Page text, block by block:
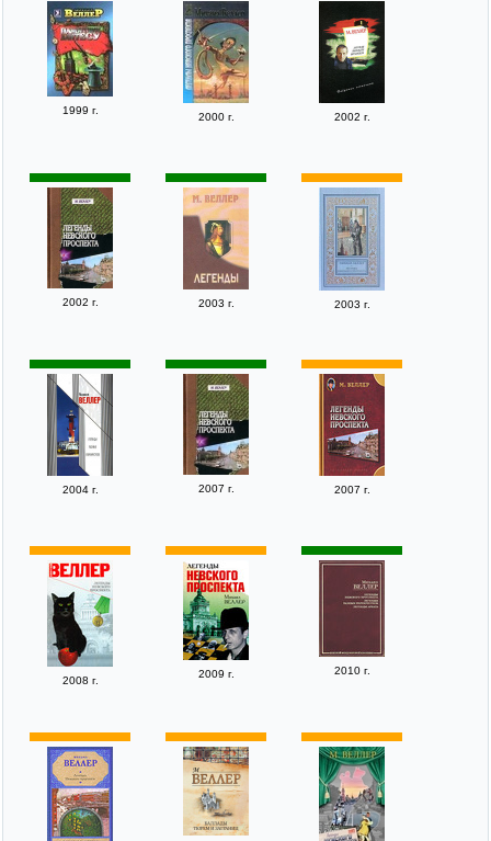
1999 г.
2000 г. 2002 г.
2002 г. 2003 г. 2003 г.
2004 г. 2007 г. 2007 г.
2008 г.
2009 г. 2010 г.